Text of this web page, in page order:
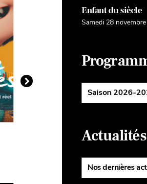
Soudain
Enfant du siècle
Samedi 28
Saison 2026-
Actualités
Nos dernières